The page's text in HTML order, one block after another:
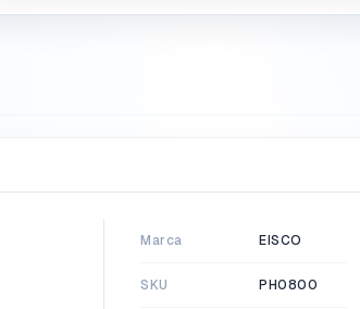
Marca EISCO
SKU PH0800